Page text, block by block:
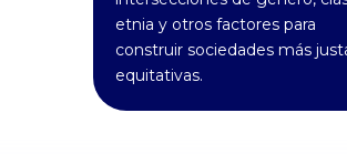
etnia y otros factores para
construir sociedades más
equitativas.